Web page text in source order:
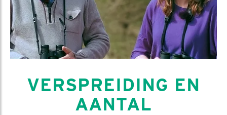
VERSPREIDING EN
AANTAL